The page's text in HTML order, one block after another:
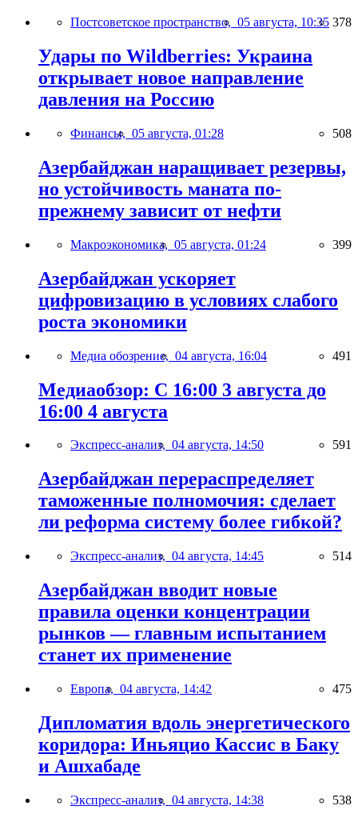
Постсоветское пространство, 05 августа, 10:35 378
Удары по Wildberries: Украина
открывает новое направление
давления на Россию
Финансы, 05 августа, 01:28 508
Азербайджан наращивает резервы,
но устойчивость маната по-
прежнему зависит от нефти
Макроэкономика, 05 августа, 01:24 399
Азербайджан ускоряет
цифровизацию в условиях слабого
роста экономики
Медиа обозрение, 04 августа, 16:04 491
Медиаобзор: С 16:00 3 августа до
16:00 4 августа
Экспресс-анализ, 04 августа, 14:50 591
Азербайджан перераспределяет
таможенные полномочия: сделает
ли реформа систему более гибкой?
Экспресс-анализ, 04 августа, 14:45 514
Азербайджан вводит новые
правила оценки концентрации
рынков — главным испытанием
станет их применение
Европа, 04 августа, 14:42 475
Дипломатия вдоль энергетического
коридора: Иньяцио Кассис в Баку
и Ашхабаде
Экспресс-анализ, 04 августа, 14:38 538